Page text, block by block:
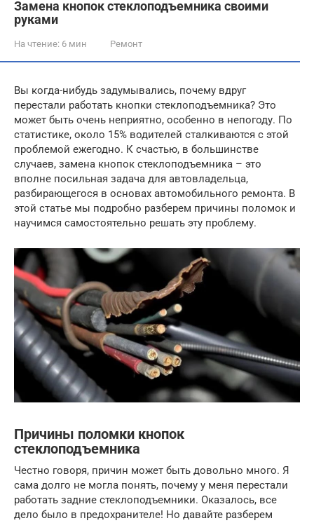
Замена кнопок стеклоподъемника своими
руками
На чтение: 6 мин Ремонт
Вы когда-нибудь задумывались, почему вдруг
перестали работать кнопки стеклоподъемника? Это
может быть очень неприятно, особенно в непогоду. По
статистике, около 15% водителей сталкиваются с этой
проблемой ежегодно. К счастью, в большинстве
случаев, замена кнопок стеклоподъемника – это
вполне посильная задача для автовладельца,
разбирающегося в основах автомобильного ремонта. В
этой статье мы подробно разберем причины поломок и
научимся самостоятельно решать эту проблему.
Причины поломки кнопок
стеклоподъемника
Честно говоря, причин может быть довольно много. Я
сама долго не могла понять, почему у меня перестали
работать задние стеклоподъемники. Оказалось, все
дело было в предохранителе! Но давайте разберем